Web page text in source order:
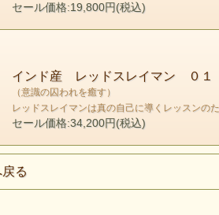
セール価格:19,800円(税込)
インド産 レッドスレイマン ０１
（意識の囚われを癒す）
レッドスレイマンは真の自己に導くレッスンの
セール価格:34,200円(税込)
る